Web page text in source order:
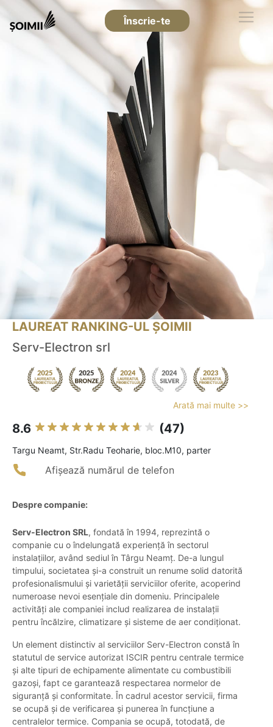
Înscrie-te
LAUREAT RANKING-UL ȘOIMII
Serv-Electron srl
Arată mai multe >>
8.6 (47)
Targu Neamt, Str.Radu Teoharie, bloc.M10, parter
Afișează numărul de telefon
Despre companie:
Serv-Electron SRL, fondată în 1994, reprezintă o
companie cu o îndelungată experiență în sectorul
instalațiilor, având sediul în Târgu Neamț. De-a lungul
timpului, societatea și-a construit un renume solid datorită
profesionalismului și varietății serviciilor oferite, acoperind
numeroase nevoi esențiale din domeniu. Principalele
activități ale companiei includ realizarea de instalații
pentru încălzire, climatizare și sisteme de aer condiționat.
Un element distinctiv al serviciilor Serv-Electron constă în
statutul de service autorizat ISCIR pentru centrale termice
și alte tipuri de echipamente alimentate cu combustibili
gazoși, fapt ce garantează respectarea normelor de
siguranță și conformitate. În cadrul acestor servicii, firma
se ocupă și de verificarea și punerea în funcțiune a
centralelor termice. Compania se ocupă, totodată, de